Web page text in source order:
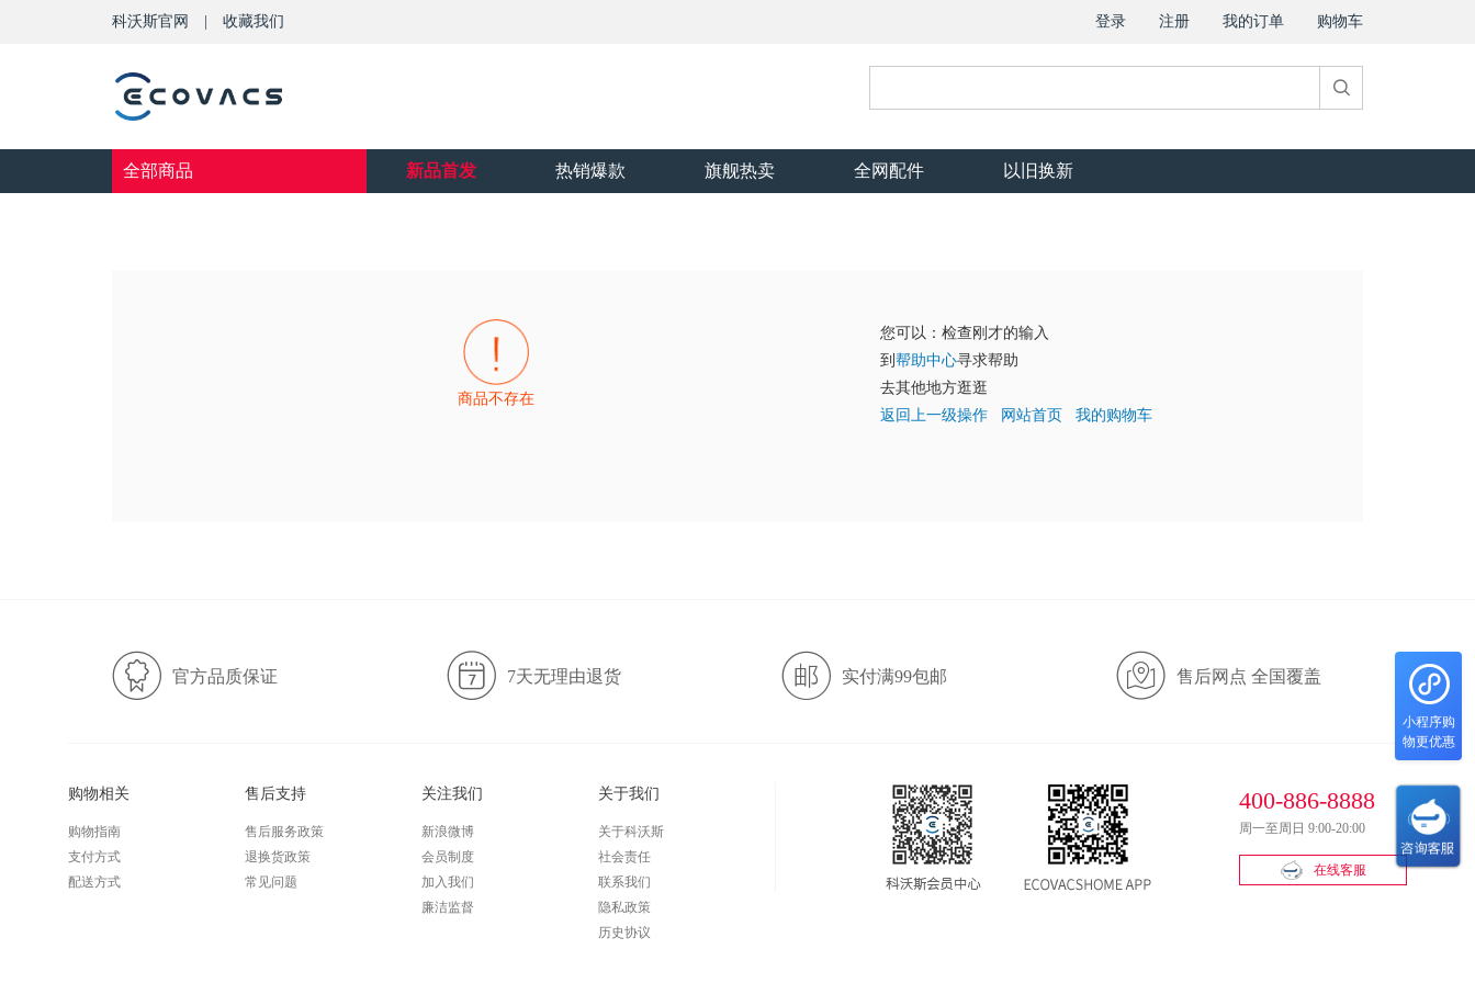
科沃斯官网 收藏我们 登录 注册 我的订单 购物车
全部商品 新品首发 热销爆款 旗舰热卖 全网配件 以旧换新
商品不存在
您可以：检查刚才的输入
到 帮助中心寻求帮助
去其他地方逛逛
返回上一级操作
网站首页 我的购物车
官方品质保证 7天无理由退货 实付满99包邮 售后网点 全国覆盖
购物相关
购物指南
支付方式
配送方式
售后支持
售后服务政策
退换货政策
常见问题
关注我们
新浪微博
会员制度
加入我们
廉洁监督
关于我们
关于科沃斯
社会责任
联系我们
隐私政策
历史协议
400-886-8888
周一至周日 9:00-20:00
在线客服
小程序购
物更优惠